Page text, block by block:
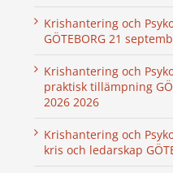
Krishantering och
GÖTEBORG 21
Krishantering och
praktisk tillämpning
2026 2026
Krishantering och
kris och ledarskap